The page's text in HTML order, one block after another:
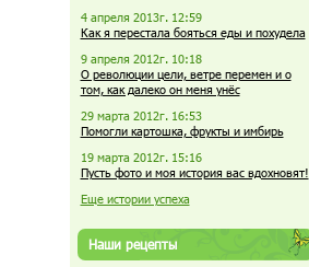
4 апреля 2013г. 12:59
Как я перестала бояться еды и похудела
9 апреля 2012г. 10:18
О революции цели, ветре перемен и о
том, как далеко он меня унёс
29 марта 2012г. 16:53
Помогли картошка, фрукты и имбирь
19 марта 2012г. 15:16
Пусть фото и моя история вас вдохновят!
Еще истории успеха
Наши рецепты